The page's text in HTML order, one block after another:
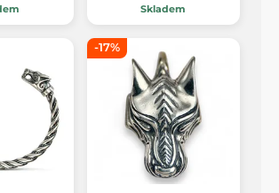
Skladem
-17%